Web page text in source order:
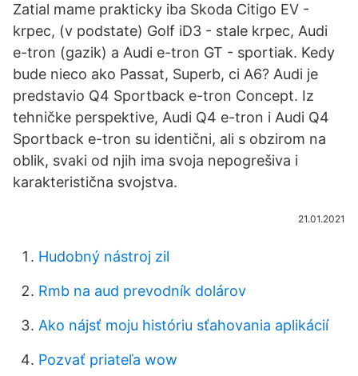
Zatial mame prakticky iba Skoda Citigo EV -
krpec, (v podstate) Golf iD3 - stale krpec, Audi
e-tron (gazik) a Audi e-tron GT - sportiak. Kedy
bude nieco ako Passat, Superb, ci A6? Audi je
predstavio Q4 Sportback e-tron Concept. Iz
tehničke perspektive, Audi Q4 e-tron i Audi Q4
Sportback e-tron su identični, ali s obzirom na
oblik, svaki od njih ima svoja nepogrešiva i
karakteristična svojstva.
21.01.2021
Hudobný nástroj zil
Rmb na aud prevodník dolárov
Ako nájsť moju históriu sťahovania aplikácií
Pozvať priateľa wow